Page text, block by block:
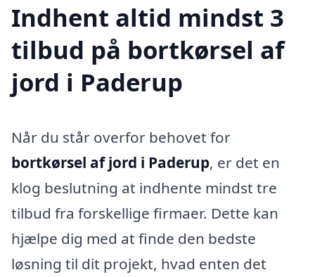
Indhent altid mindst 3
tilbud på bortkørsel af
jord i Paderup
Når du står overfor behovet for
bortkørsel af jord i Paderup, er det en
klog beslutning at indhente mindst tre
tilbud fra forskellige firmaer. Dette kan
hjælpe dig med at finde den bedste
løsning til dit projekt, hvad enten det